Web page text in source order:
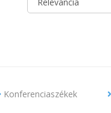
Konferenciaszékek